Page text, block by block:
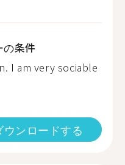
の条件
I am very sociable
ンロードする